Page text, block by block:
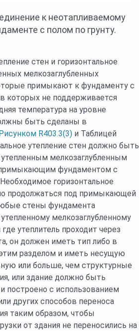
к неотапливаемому
с полом по грунту.
стен и горизонтальное
мелкозаглубленных
примыкают к фундаменту с
в которых не поддерживается
температура на уровне
быть сделаны в
R403.3(3) и Таблицей
утепление стен должно быть
мелкозаглубленным
фундаментом с
горизонтальное
продолжаться под примыкающей
стены фундамента
мелкозаглубленному
утеплитель проходит через
он должен иметь тип либо в
разделом и иметь несущую
или больше, чем структурные
или здание должно быть
построено с использованием
других способов переноса
таким образом, чтобы
от здания не переносились на